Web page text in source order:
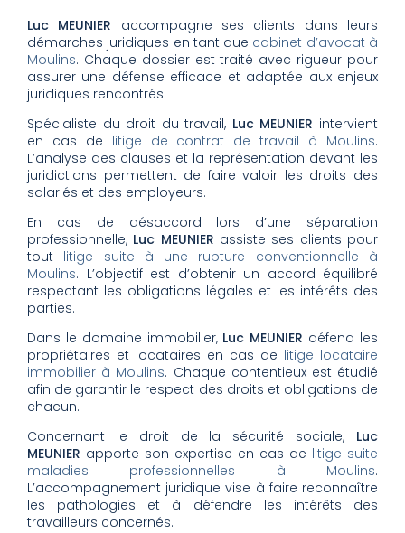
Luc MEUNIER accompagne ses clients dans leurs
démarches juridiques en tant que cabinet d’avocat à
Moulins. Chaque dossier est traité avec rigueur pour
assurer une défense efficace et adaptée aux enjeux
juridiques rencontrés.
Spécialiste du droit du travail, Luc MEUNIER intervient
en cas de litige de contrat de travail à Moulins.
L’analyse des clauses et la représentation devant les
juridictions permettent de faire valoir les droits des
salariés et des employeurs.
En cas de désaccord lors d’une séparation
professionnelle, Luc MEUNIER assiste ses clients pour
tout litige suite à une rupture conventionnelle à
Moulins. L’objectif est d’obtenir un accord équilibré
respectant les obligations légales et les intérêts des
parties.
Dans le domaine immobilier, Luc MEUNIER défend les
propriétaires et locataires en cas de litige locataire
immobilier à Moulins. Chaque contentieux est étudié
afin de garantir le respect des droits et obligations de
chacun.
Concernant le droit de la sécurité sociale, Luc
MEUNIER apporte son expertise en cas de litige suite
maladies professionnelles à Moulins.
L’accompagnement juridique vise à faire reconnaître
les pathologies et à défendre les intérêts des
travailleurs concernés.